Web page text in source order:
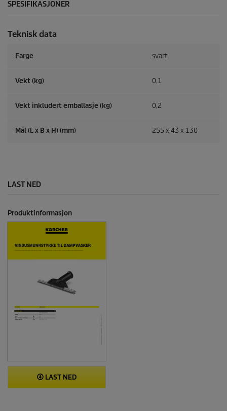
SPESIFIKASJONER
Teknisk data
Farge svart
Vekt (kg) 0,1
Vekt inkludert emballasje (kg) 0,2
Mål (L x B x H) (mm) 255 x 43 x 130
LAST NED
Produktinformasjon
LAST NED